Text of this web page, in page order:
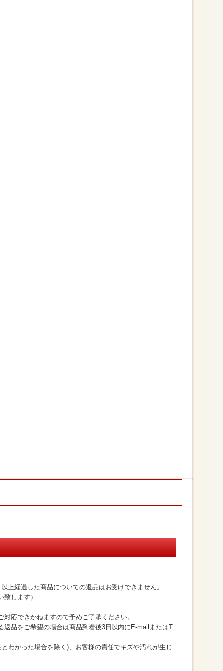
上経過した商品についての返品はお受けできません。
致します）
対応できかねますので予めご了承ください。
返品をご希望の場合は商品到着後3日以内にE-mailまたはT
わかった場合を除く)、お客様の責任でキズや汚れが生じ